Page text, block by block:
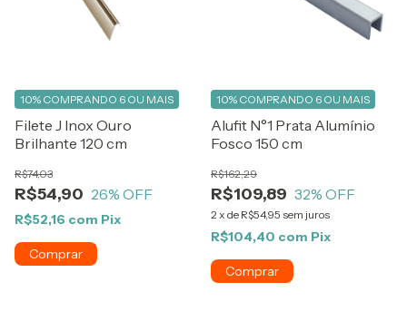
Filete J Inox Ouro
Brilhante 120 cm
R$54,90
R$74,03
26% OFF
10% COMPRANDO 6 OU MAIS
R$52,16 com Pix
Alufit N°1 Prata Alumínio
Fosco 150 cm
R$109,89
R$162,29
32% OFF
2 x de R$54,95 sem juros
10% COMPRANDO 6 OU MAIS
R$104,40 com Pix